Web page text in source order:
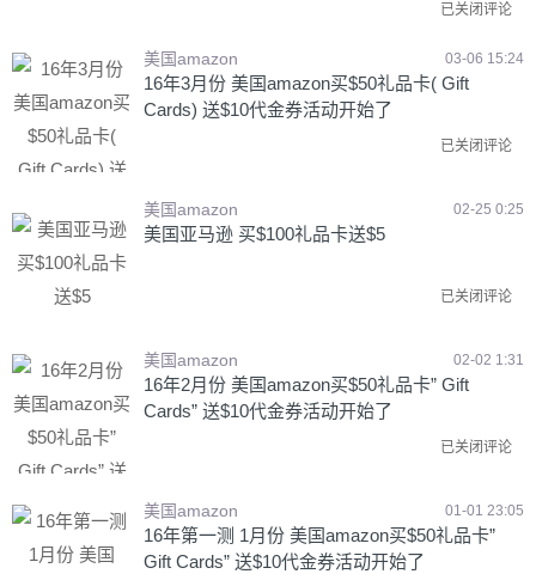
已关闭评论
美国amazon 03-06 15:24
16年3月份 美国amazon买$50礼品卡( Gift
Cards) 送$10代金券活动开始了
已关闭评论
美国amazon 02-25 0:25
美国亚马逊 买$100礼品卡送$5
已关闭评论
美国amazon 02-02 1:31
16年2月份 美国amazon买$50礼品卡” Gift
Cards” 送$10代金券活动开始了
已关闭评论
美国amazon 01-01 23:05
16年第一测 1月份 美国amazon买$50礼品卡”
Gift Cards” 送$10代金券活动开始了